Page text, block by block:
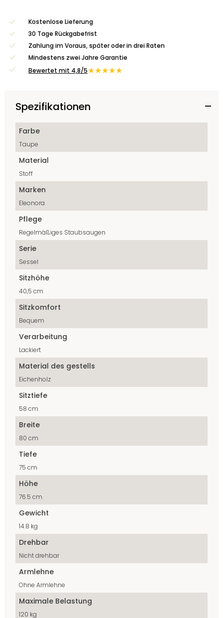
Kostenlose Lieferung
30 Tage Rückgabefrist
Zahlung im Voraus, später oder in drei Raten
Mindestens zwei Jahre Garantie
Bewertet mit 4,8/5★★★★★
Spezifikationen
Farbe
Taupe
Material
Stoff
Marken
Eleonora
Pflege
Regelmäßiges Staubsaugen
Serie
Sessel
Sitzhöhe
40,5 cm
Sitzkomfort
Bequem
Verarbeitung
Lackiert
Material des gestells
Eichenholz
Sitztiefe
58 cm
Breite
80 cm
Tiefe
75 cm
Höhe
76.5 cm
Gewicht
14.8 kg
Drehbar
Nicht drehbar
Armlehne
Ohne Armlehne
Maximale Belastung
120 kg